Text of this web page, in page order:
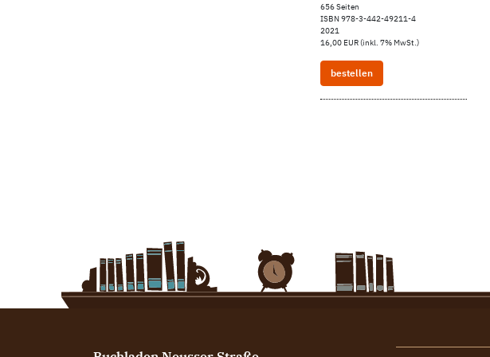
656 Seiten
ISBN 978-3-442-49211-4
2021
16,00 EUR (inkl. 7% MwSt.)
bestellen